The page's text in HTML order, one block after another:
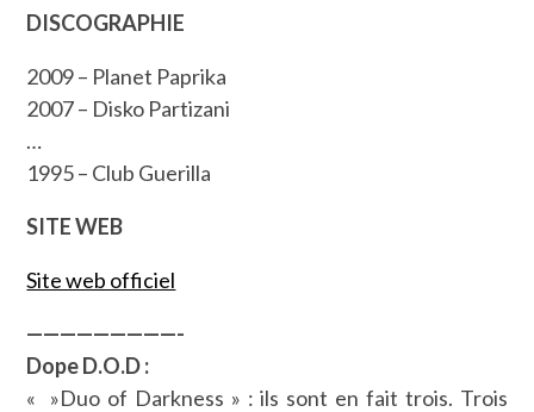
DISCOGRAPHIE
2009 – Planet Paprika
2007 – Disko Partizani
…
1995 – Club Guerilla
SITE WEB
Site web officiel
—————————-
Dope D.O.D :
« »Duo of Darkness » : ils sont en fait trois. Trois